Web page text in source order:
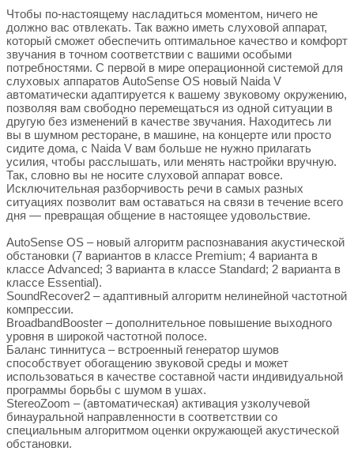
Чтобы по-настоящему насладиться моментом, ничего не
должно вас отвлекать. Так важно иметь слуховой аппарат,
который сможет обеспечить оптимальное качество и комфорт
звучания в точном соответствии с вашими особыми
потребностями. С первой в мире операционной системой для
слуховых аппаратов AutoSense OS новый Naida V
автоматически адаптируется к вашему звуковому окружению,
позволяя вам свободно перемещаться из одной ситуации в
другую без изменений в качестве звучания. Находитесь ли
вы в шумном ресторане, в машине, на концерте или просто
сидите дома, с Naida V вам больше не нужно прилагать
усилия, чтобы расслышать, или менять настройки вручную.
Так, словно вы не носите слуховой аппарат вовсе.
Исключительная разборчивость речи в самых разных
ситуациях позволит вам оставаться на связи в течение всего
дня — превращая общение в настоящее удовольствие.
AutoSense OS – новый алгоритм распознавания акустической
обстановки (7 вариантов в классе Premium; 4 варианта в
классе Advanced; 3 варианта в классе Standard; 2 варианта в
классе Essential).
SoundRecover2 – адаптивный алгоритм нелинейной частотной
компрессии.
BroadbandBooster – дополнительное повышение выходного
уровня в широкой частотной полосе.
Баланс тиннитуса – встроенный генератор шумов
способствует обогащению звуковой среды и может
использоваться в качестве составной части индивидуальной
программы борьбы с шумом в ушах.
StereoZoom – (автоматическая) активация узколучевой
бинауральной направленности в соответствии со
специальным алгоритмом оценки окружающей акустической
обстановки.